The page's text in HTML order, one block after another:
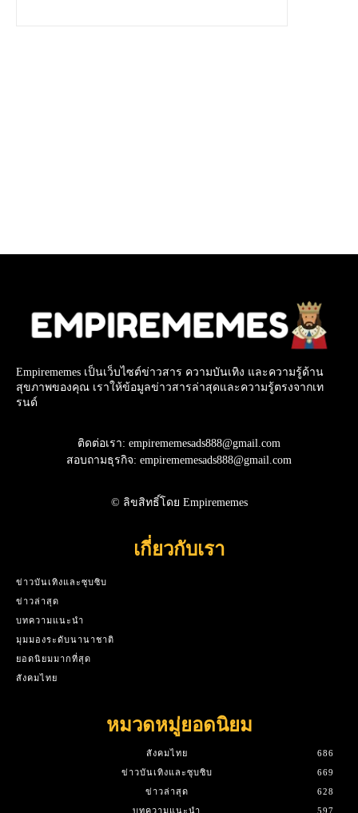
Empirememes เป็นเว็บไซต์ข่าวสาร ความบันเทิง และความรู้ด้าน
สุขภาพของคุณ เราให้ข้อมูลข่าวสารล่าสุดและความรู้ตรงจากเท
รนด์
ติดต่อเรา: empirememesads888@gmail.com
สอบถามธุรกิจ: empirememesads888@gmail.com
© ลิขสิทธิ์โดย Empirememes
เกี่ยวกับเรา
ข่าวบันเทิงและซุบซิบ
ข่าวล่าสุด
บทความแนะนำ
มุมมองระดับนานาชาติ
ยอดนิยมมากที่สุด
สังคมไทย
หมวดหมู่ยอดนิยม
สังคมไทย
686
ข่าวบันเทิงและซุบซิบ
669
ข่าวล่าสุด
628
บทความแนะนำ
597